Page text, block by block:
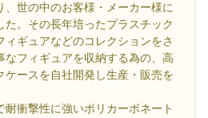
、世の中のお客様・メーカー様に
た。その長年培ったプラスチック
ィギュアなどのコレクションをさ
なフィギュアを収納する為の、高
ケースを自社開発し生産・販売を
衝撃性に強いポリカーボネート